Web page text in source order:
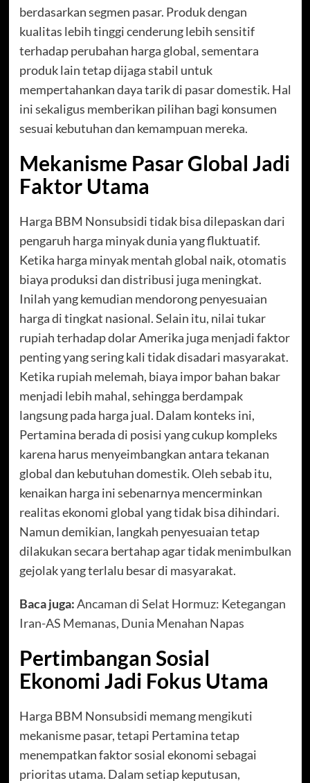
berdasarkan segmen pasar. Produk dengan
kualitas lebih tinggi cenderung lebih sensitif
terhadap perubahan harga global, sementara
produk lain tetap dijaga stabil untuk
mempertahankan daya tarik di pasar domestik. Hal
ini sekaligus memberikan pilihan bagi konsumen
sesuai kebutuhan dan kemampuan mereka.
Mekanisme Pasar Global Jadi
Faktor Utama
Harga BBM Nonsubsidi tidak bisa dilepaskan dari
pengaruh harga minyak dunia yang fluktuatif.
Ketika harga minyak mentah global naik, otomatis
biaya produksi dan distribusi juga meningkat.
Inilah yang kemudian mendorong penyesuaian
harga di tingkat nasional. Selain itu, nilai tukar
rupiah terhadap dolar Amerika juga menjadi faktor
penting yang sering kali tidak disadari masyarakat.
Ketika rupiah melemah, biaya impor bahan bakar
menjadi lebih mahal, sehingga berdampak
langsung pada harga jual. Dalam konteks ini,
Pertamina berada di posisi yang cukup kompleks
karena harus menyeimbangkan antara tekanan
global dan kebutuhan domestik. Oleh sebab itu,
kenaikan harga ini sebenarnya mencerminkan
realitas ekonomi global yang tidak bisa dihindari.
Namun demikian, langkah penyesuaian tetap
dilakukan secara bertahap agar tidak menimbulkan
gejolak yang terlalu besar di masyarakat.
Baca juga:Ancaman di Selat Hormuz: Ketegangan
Iran-AS Memanas, Dunia Menahan Napas
Pertimbangan Sosial
Ekonomi Jadi Fokus Utama
Harga BBM Nonsubsidi memang mengikuti
mekanisme pasar, tetapi Pertamina tetap
menempatkan faktor sosial ekonomi sebagai
prioritas utama. Dalam setiap keputusan,